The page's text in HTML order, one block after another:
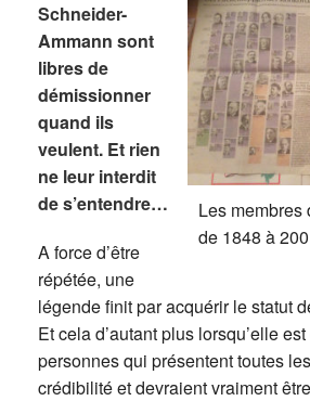
Les membres
de 1848 à
Schneider-
Ammann sont
libres de
démissionner
quand ils
veulent. Et rien
ne leur interdit
de s’entendre…
A force d’être
répétée, une
légende finit par acquérir le statut
Et cela d’autant plus lorsqu’elle
personnes qui présentent toutes
crédibilité et devraient vraiment